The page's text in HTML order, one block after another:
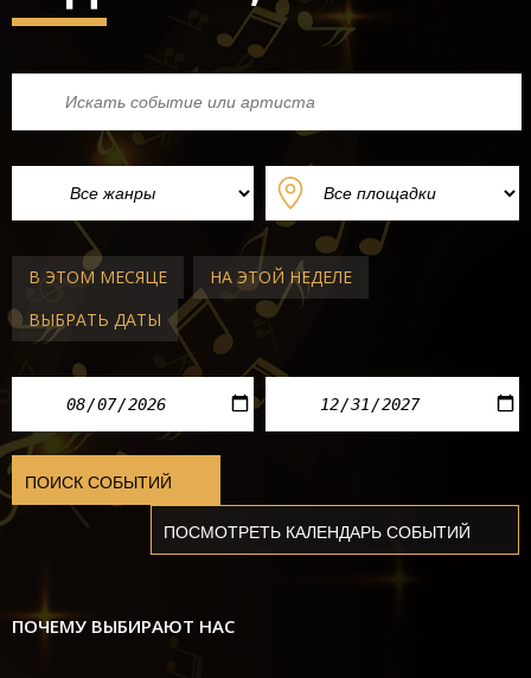
В ЭТОМ МЕСЯЦЕ
НА ЭТОЙ НЕДЕЛЕ
ВЫБРАТЬ ДАТЫ
ПОЧЕМУ ВЫБИРАЮТ НАС